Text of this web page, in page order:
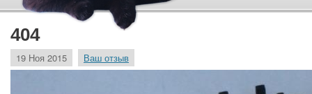
404
19 Ноя 2015 Ваш отзыв